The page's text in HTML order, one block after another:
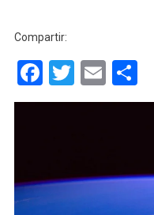
Compartir:
Facebook
Twitter
Email